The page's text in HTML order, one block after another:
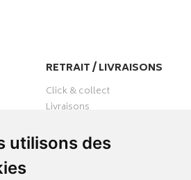
utilisons des
RETRAIT / LIVRAISONS
Click & collect
Livraisons